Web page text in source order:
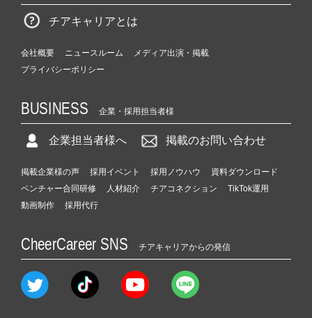
チアキャリアとは
会社概要 ニュースルーム
メディア出演・掲載
プライバシーポリシー
BUSINESS 企業・採用担当者様
企業担当者様へ 掲載のお問い合わせ
掲載企業様の声 採用イベント 採用ノウハウ
資料ダウンロード
ベンチャー合同研修
人材紹介 チアコネクション
TikTok運用
動画制作
採用代行
CheerCareer SNS チアキャリアからの発信